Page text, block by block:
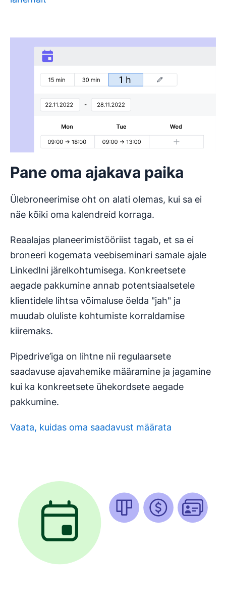
Pane oma ajakava paika
Ülebroneerimise oht on alati olemas, kui sa ei
näe kõiki oma kalendreid korraga.
Reaalajas planeerimistööriist tagab, et sa ei
broneeri kogemata veebiseminari samale ajale
LinkedIni järelkohtumisega. Konkreetsete
aegade pakkumine annab potentsiaalsetele
klientidele lihtsa võimaluse öelda "jah" ja
muudab oluliste kohtumiste korraldamise
kiiremaks.
Pipedrive’iga on lihtne nii regulaarsete
saadavuse ajavahemike määramine ja jagamine
kui ka konkreetsete ühekordsete aegade
pakkumine.
Vaata, kuidas oma saadavust määrata